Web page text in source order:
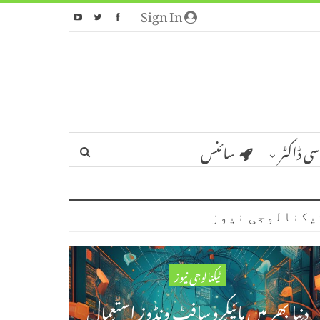
Sign In
ڈاکٹر سائنس
نیوز
ٹیکنالوجی نیوز
دنیا بھر میں مائیکروسافٹ ونڈوز استعمال